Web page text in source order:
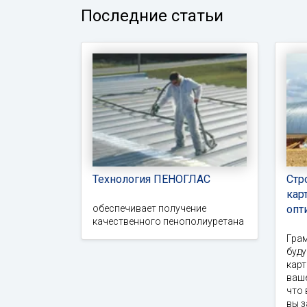
Последние статьи
Технология ПЕНОГЛАС
обеспечивает получение
качественного пенополиуретана
что
вы